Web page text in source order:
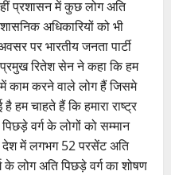
प्रशासन में कुछ लोग अति
अधिकारियों को भी
पर भारतीय जनता पार्टी
प्रमुख रितेश सेन ने कहा कि हम
काम करने वाले लोग हैं जिसमे
हम चाहते हैं कि हमारा राष्ट्र
वर्ग के लोगों को सम्मान
देश में लगभग 52 परसेंट अति
के लोग अति पिछड़े वर्ग का शोषण